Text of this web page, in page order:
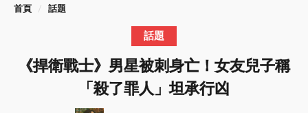
首頁 話題
話題
《捍衛戰士》男星被刺身亡！女友兒子稱
「殺了罪人」坦承行凶